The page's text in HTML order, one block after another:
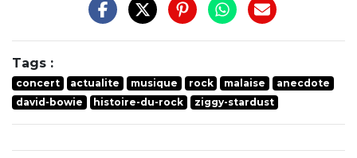
Tags :
concert actualite musique rock malaise
anecdote
david-bowie
histoire-du-rock ziggy-stardust